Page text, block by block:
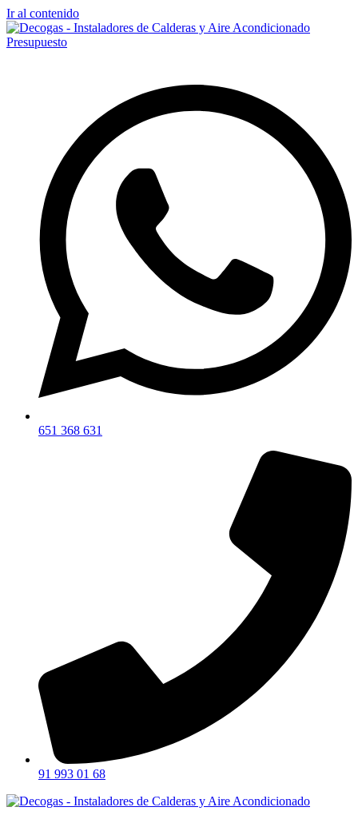
Ir al contenido
Presupuesto
651 368 631
91 993 01 68